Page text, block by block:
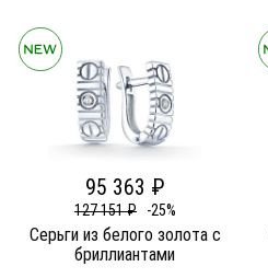
95 363 ₽
127 151 ₽ -25%
Серьги из белого золота c
бриллиантами